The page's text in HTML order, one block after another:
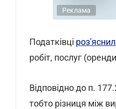
Реклама
Податківці
робіт, послуг
Відповідно до п.
тобто різниця між